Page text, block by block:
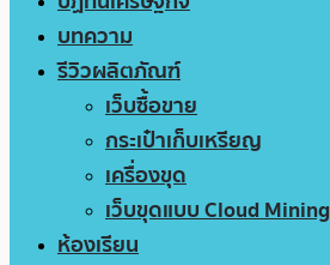
บทความ
รีวิวผลิตภัณฑ์
เว็บซื้อขาย
กระเป๋าเก็บเหรียญ
เครื่องขุด
เว็บขุดแบบ Cloud Mining
ห้องเรียน